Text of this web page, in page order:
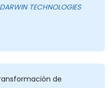
Alexandru Zerfas - DARWIN TECHNOLOGIES
de